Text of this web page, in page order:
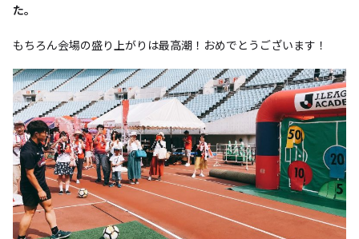
た。
もちろん会場の盛り上がりは最高潮！おめでとうございます！